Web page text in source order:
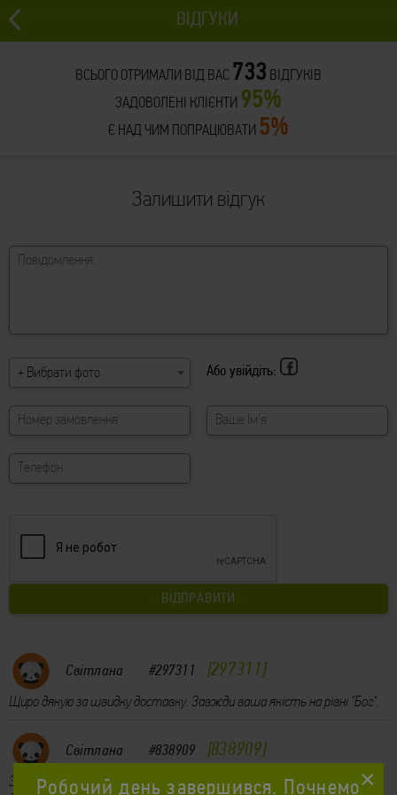
ВІДГУКИ
ВСЬОГО ОТРИМАЛИ ВІД ВАС 733 ВІДГУКІВ
ЗАДОВОЛЕНІ КЛІЄНТИ 95%
Є НАД ЧИМ ПОПРАЦЮВАТИ 5%
Світлана #297311 297311
Щиро дякую за швидку доставку. Завжди ваша якість на рівні "Бог".
Світлана #838909 838909
Замовляли вог та піцу, швидко, смачно і головне все тепле. Дуже
Залишити відгук
+ Вибрати фото Або увійдіть:
Робочий день завершився. Почнемо×